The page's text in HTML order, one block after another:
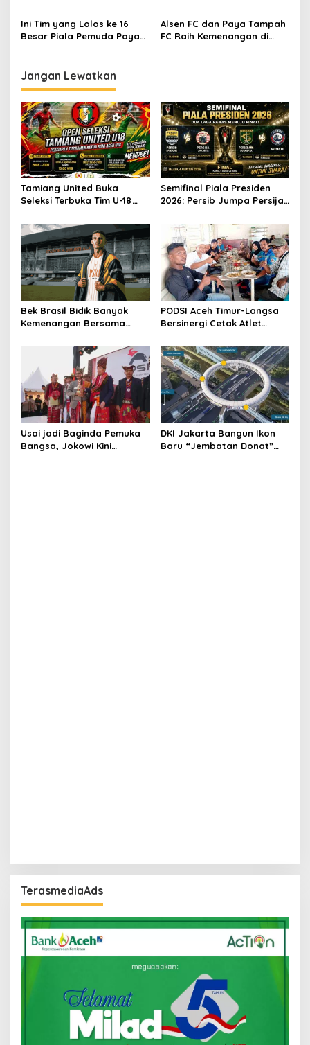
Ini Tim yang Lolos ke 16
Besar Piala Pemuda Paya
Alsen FC dan Paya Tampah
FC Raih Kemenangan di
Jangan Lewatkan
Tamiang United Buka
Seleksi Terbuka Tim U-18
Aceh 2026
Semifinal Piala Presiden
2026: Persib Jumpa Persija,
Bek Brasil Bidik Banyak
Kemenangan Bersama
PODSI Aceh Timur-Langsa
Bersinergi Cetak Atlet
Usai jadi Baginda Pemuka
Bangsa, Jokowi Kini
DKI Jakarta Bangun Ikon
Baru “Jembatan Donat”
TerasmediaAds